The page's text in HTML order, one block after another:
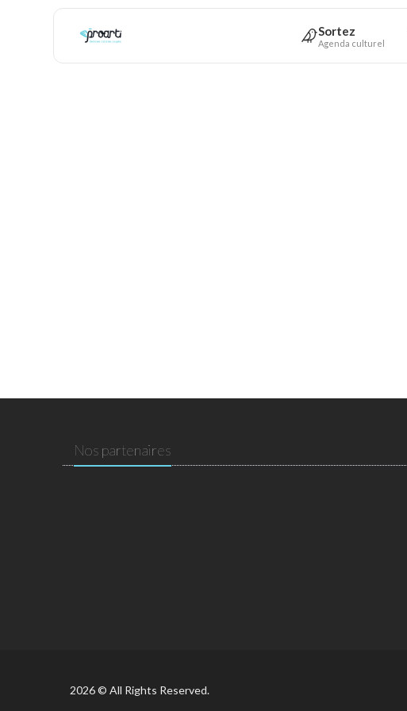
Sortez
Agenda culturel
Nos partenaires
2026 © All Rights Reserved.